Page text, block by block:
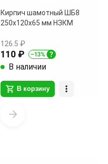
Кирпич шамотный ШБ8
250х120х65 мм НЗКМ
126.5 ₽
110 ₽
В наличии
В корзину